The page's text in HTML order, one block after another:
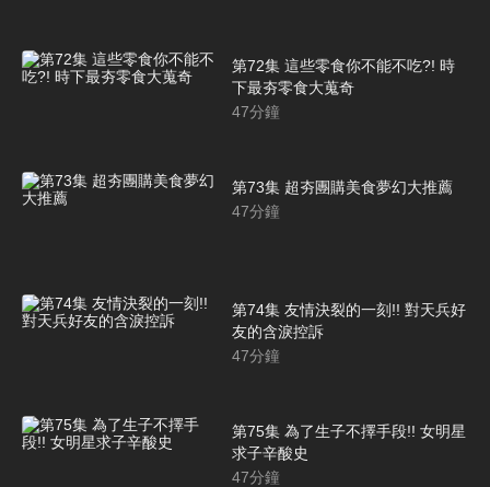
第72集 這些零食你不能不吃?! 時
下最夯零食大蒐奇
47分鐘
第73集 超夯團購美食夢幻大推薦
47分鐘
第74集 友情決裂的一刻!! 對天兵好
友的含淚控訴
47分鐘
第75集 為了生子不擇手段!! 女明星
求子辛酸史
47分鐘